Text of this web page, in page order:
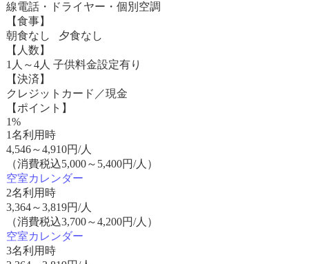
線電話・ドライヤー・個別空調
【食事】
朝食なし 夕食なし
【人数】
1人～4人 子供料金設定有り
【決済】
クレジットカード／現金
【ポイント】
1%
1名利用時
4,546～4,910円/人
（消費税込5,000～5,400円/人）
空室カレンダー
2名利用時
3,364～3,819円/人
（消費税込3,700～4,200円/人）
空室カレンダー
3名利用時